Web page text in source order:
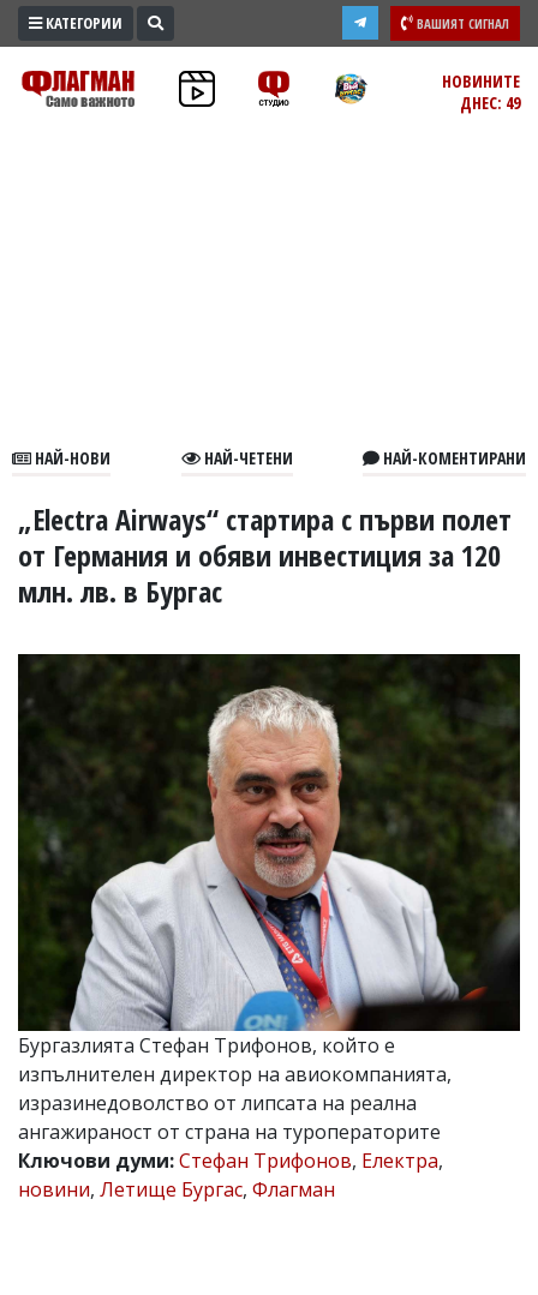
ПРОМО
ЗОНА
УКРАЙНА
СПОРТ
БИЗНЕС
Управители:
email:
v.vasilev@flagman.bg
Катя
еmail:k.kassabova@flagman.bg
Главен
редактор:
email:
office@flagman.bg
Коментарите
статиите
се
въвеждат
КАТЕГОРИИ ВАШИЯТ СИГНАЛ
НОВИНИТЕ
ДНЕС: 49
НАЙ-НОВИ НАЙ-ЧЕТЕНИ НАЙ-КОМЕНТИРАНИ
„Electra Airways“ стартира с първи полет
от Германия и обяви инвестиция за 120
млн. лв. в Бургас
Бургазлията Стефан Трифонов, който е
изпълнителен директор на авиокомпанията,
изразинедоволство от липсата на реална
ангажираност от страна на туроператорите
Ключови думи:Стефан Трифонов, Електра,
новини, Летище Бургас, Флагман